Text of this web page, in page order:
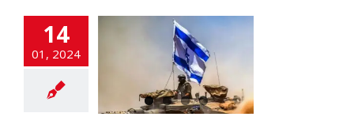
14
01, 2024
: l’enquête la
de
de la police
ACTUALITES
Crimes